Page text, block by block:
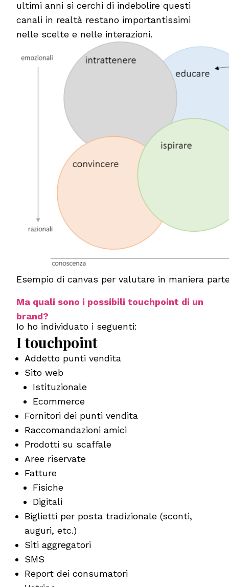
ultimi anni si cerchi di indebolire questi
canali in realtà restano importantissimi
nelle scelte e nelle interazioni.
Esempio di canvas per valutare in maniera
Ma quali sono i possibili touchpoint di un
brand?
Io ho individuato i seguenti:
I touchpoint
Addetto punti vendita
Sito web
Istituzionale
Ecommerce
Fornitori dei punti vendita
Raccomandazioni amici
Prodotti su scaffale
Aree riservate
Fatture
Fisiche
Digitali
Biglietti per posta tradizionale (sconti,
auguri, etc.)
Siti aggregatori
SMS
Report dei consumatori